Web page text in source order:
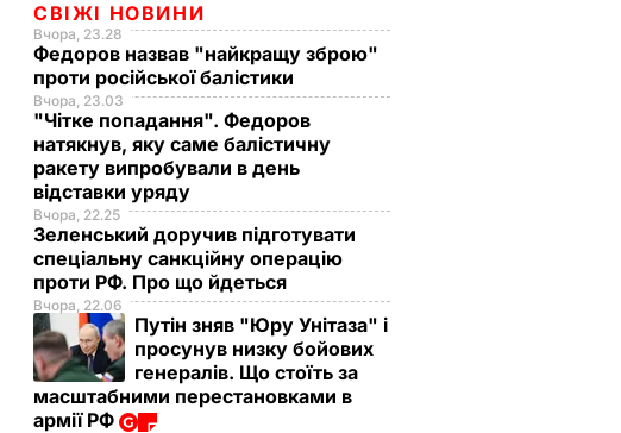
СВІЖІ НОВИНИ
Вчора, 23.28
Федоров назвав "найкращу зброю"
проти російської балістики
Вчора, 23.03
"Чітке попадання". Федоров
натякнув, яку саме балістичну
ракету випробували в день
відставки уряду
Вчора, 22.25
Зеленський доручив підготувати
спеціальну санкційну операцію
проти РФ. Про що йдеться
Вчора, 22.06
Путін зняв "Юру Унітаза" і
просунув низку бойових
генералів. Що стоїть за
масштабними перестановками в
армії РФ